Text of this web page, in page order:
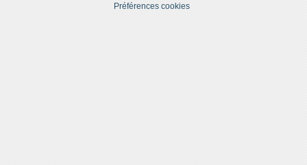
Préférences cookies